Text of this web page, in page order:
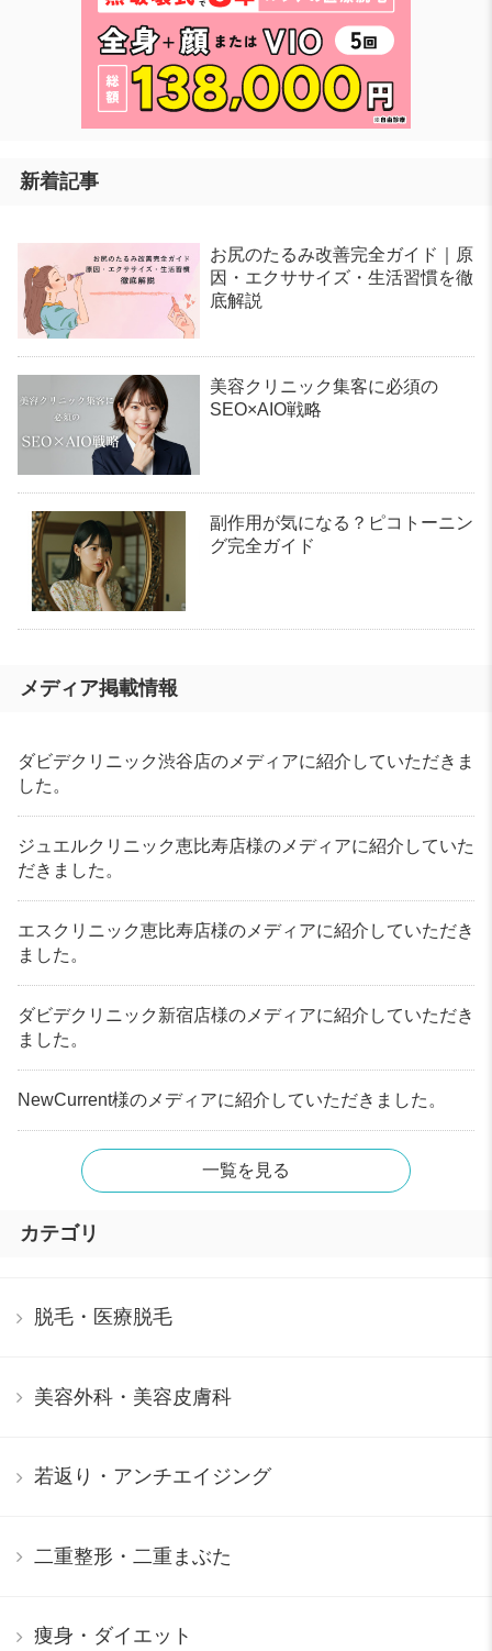
新着記事
お尻のたるみ改善完全ガイド｜原
因・エクササイズ・生活習慣を徹
底解説
美容クリニック集客に必須の
SEO×AIO戦略
副作用が気になる？ピコトーニン
グ完全ガイド
メディア掲載情報
ダビデクリニック渋谷店のメディアに紹介していただきま
した。
ジュエルクリニック恵比寿店様のメディアに紹介していた
だきました。
エスクリニック恵比寿店様のメディアに紹介していただき
ました。
ダビデクリニック新宿店様のメディアに紹介していただき
ました。
NewCurrent様のメディアに紹介していただきました。
一覧を見る
カテゴリ
脱毛・医療脱毛
美容外科・美容皮膚科
若返り・アンチエイジング
二重整形・二重まぶた
痩身・ダイエット